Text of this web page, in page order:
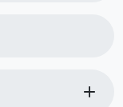
add